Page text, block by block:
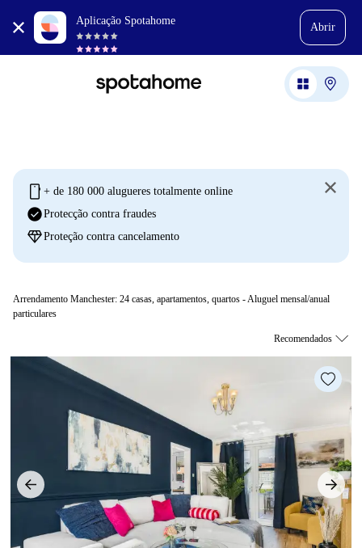
Aplicação Spotahome
Abrir
mobile + de 180 000 alugueres totalmente online
check_circleProtecção contra fraudes
diamondProteção contra cancelamento
Arrendamento Manchester: 24 casas, apartamentos, quartos - Aluguel mensal/anual
particulares